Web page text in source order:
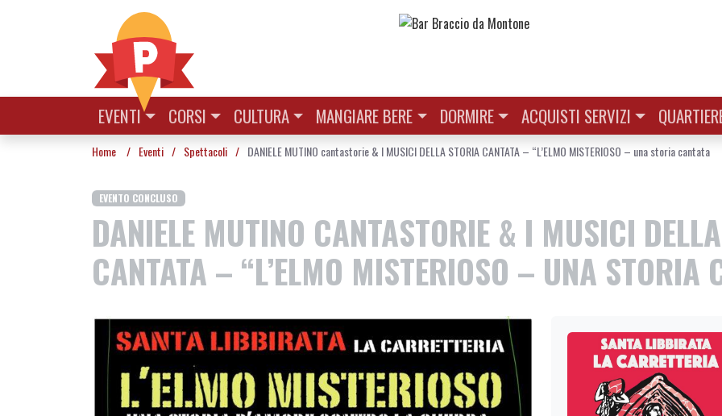
EVENTI CORSI CULTURA MANGIARE BERE DORMIRE ACQUISTI SERVIZI
Home / Eventi / Spettacoli / DANIELE MUTINO cantastorie & I MUSICI DELLA STORIA CANTATA – “L’ELMO MISTERIOSO – una storia cantata
EVENTO CONCLUSO
DANIELE MUTINO CANTASTORIE & I MUSICI
CANTATA – “L’ELMO MISTERIOSO – UNA STORIA